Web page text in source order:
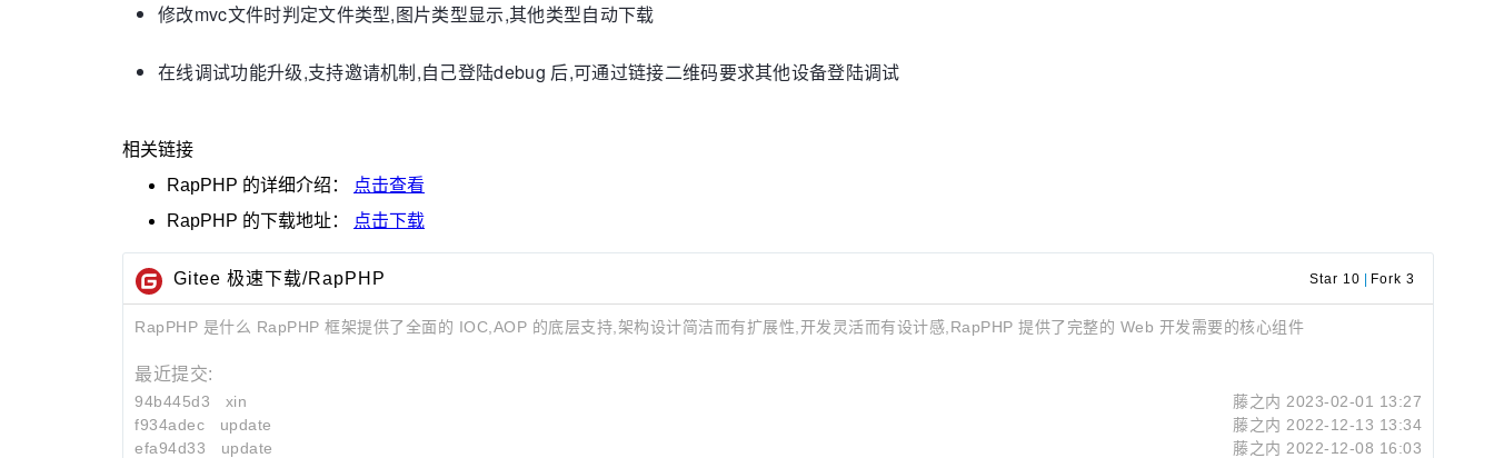
修改mvc文件时判定文件类型,图片类型显示,其他类型自动下载
在线调试功能升级,支持邀请机制,自己登陆debug 后,可通过链接二维码要求其他设备登陆调试
相关链接
RapPHP 的详细介绍：
点击查看
RapPHP 的下载地址： 点击下载
Gitee 极速下载/RapPHP Star 10 Fork 3
RapPHP 是什么 RapPHP 框架提供了全面的 IOC,AOP 的底层支持,架构设计简洁而有扩展性,开发灵活而有设计感,RapPHP 提供了完整的 Web 开发需要的核心组件
最近提交:
94b445d3 xin 藤之内 2023-02-01 13:27
f934adec
update 藤之内 2022-12-13 13:34
efa94d33
update 藤之内 2022-12-08 16:03